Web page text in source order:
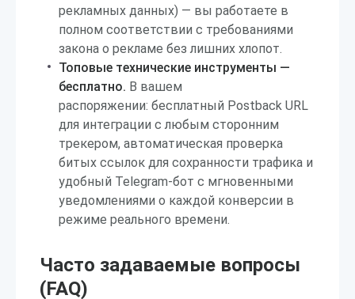
рекламных данных) — вы работаете в
полном соответствии с требованиями
закона о рекламе без лишних хлопот.
Топовые технические инструменты —
бесплатно. В вашем
распоряжении: бесплатный Postback URL
для интеграции с любым сторонним
трекером, автоматическая проверка
битых ссылок для сохранности трафика и
удобный Telegram-бот с мгновенными
уведомлениями о каждой конверсии в
режиме реального времени.
Часто задаваемые вопросы
(FAQ)